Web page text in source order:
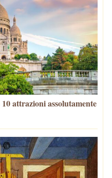
attrazioni assolutamente